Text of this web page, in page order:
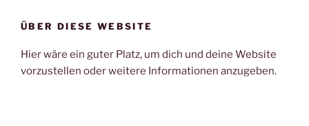
ÜBER DIESE WEBSITE
Hier wäre ein guter Platz, um dich und deine Website
vorzustellen oder weitere Informationen anzugeben.